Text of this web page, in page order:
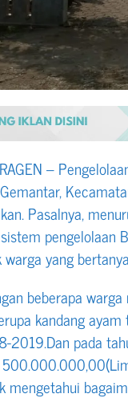
–
Pasalnya,
pengelolaan
warga yang
beberapa
kandang
2019.Dan pada
mengetahui